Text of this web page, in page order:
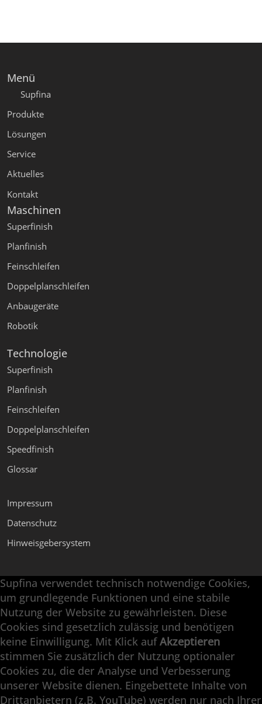
Menü
Supfina
Produkte
Lösungen
Service
Aktuelles
Kontakt
Maschinen
Superfinish
Planfinish
Feinschleifen
Doppelplanschleifen
Anbaugeräte
Robotik
Technologie
Superfinish
Planfinish
Feinschleifen
Doppelplanschleifen
Speedfinish
Glossar
Impressum
Datenschutz
Hinweisgebersystem
Supfina Anbaugeräte
Supfina Partner Portal
Supfina Grieshaber GmbH & Co. KG
Schmelzegrün 7
77709 Wolfach / Deutschland
+49 7834 866-0
info@supfina.com
Supfina verwendet technisch notwendige Cookies,
um grundlegende Funktionen und eine stabile
Nutzung der Website zu gewährleisten. Diese
Cookies sind gesetzlich zulässig und benötigen
keine Einwilligung. Mit Klick aufAkzeptieren
stimmen Sie zusätzlich der Nutzung optionaler
Cookies zu, die der Analyse und Verbesserung
unserer Website dienen. Eingebettete Inhalte von
Drittanbietern (z.B. YouTube) werden nur nach Ihrer